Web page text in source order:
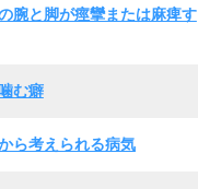
腕と脚が痙攣または麻痺す
む癖
ら考えられる病気